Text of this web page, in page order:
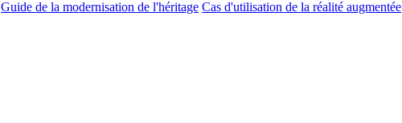
Guide de la modernisation de l'héritage Cas d'utilisation de la réalité augmentée